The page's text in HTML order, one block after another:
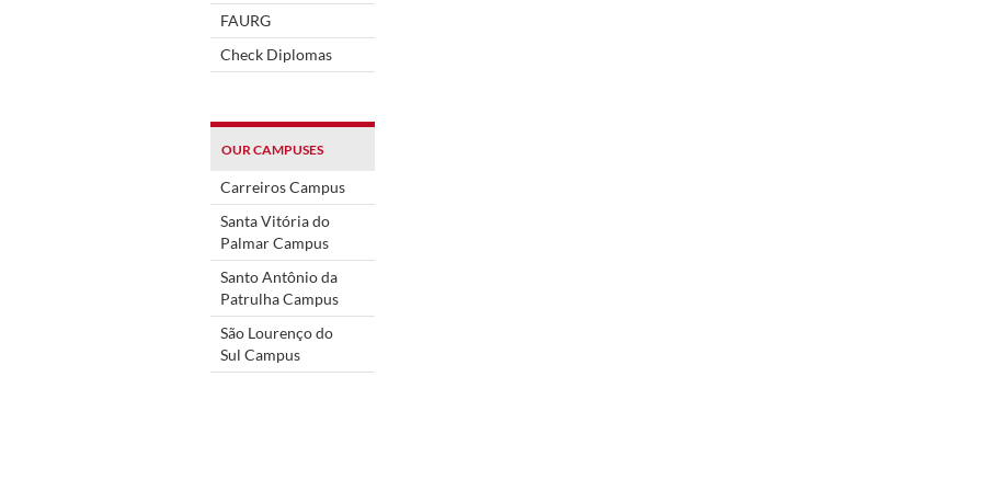
FAURG
Check Diplomas
OUR CAMPUSES
Carreiros Campus
Santa Vitória do
Palmar Campus
Santo Antônio da
Patrulha Campus
São Lourenço do
Sul Campus